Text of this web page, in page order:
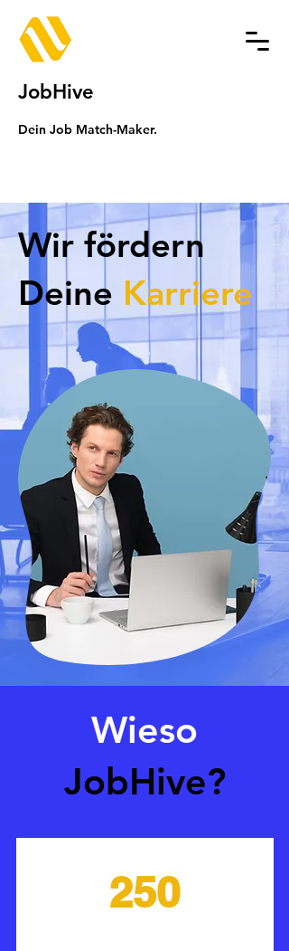
JobHive
Dein Job Match-Maker.
Wir fördern
Deine Karriere
Wieso
JobHive?
250